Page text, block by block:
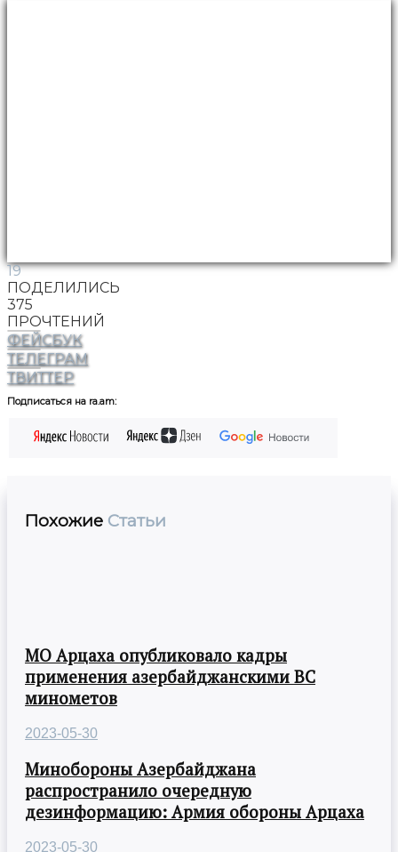
19
ПОДЕЛИЛИСЬ
375
ПРОЧТЕНИЙ
ФЕЙСБУК
ТЕЛЕГРАМ
ТВИТТЕР
Подписаться на ra.am:
Похожие Статьи
МО Арцаха опубликовало кадры
применения азербайджанскими ВС
минометов
2023-05-30
Минобороны Азербайджана
распространило очередную
дезинформацию: Армия обороны Арцаха
2023-05-30